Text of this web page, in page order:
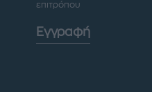
επιτρόπου
Εγγραφή